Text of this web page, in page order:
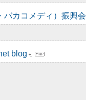
バカコメディ）振興会
blog